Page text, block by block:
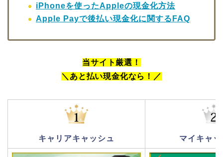
iPhoneを使ったAppleの現金化方法
Apple Payで後払い現金化に関するFAQ
当サイト厳選！
＼あと払い現金化なら！ ／
キャリアキャッシュ マイキャ